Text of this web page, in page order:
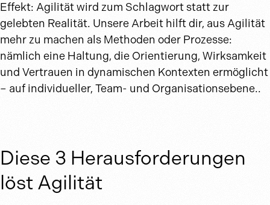
Effekt: Agilität wird zum Schlagwort statt zur
gelebten Realität. Unsere Arbeit hilft dir, aus Agilität
mehr zu machen als Methoden oder Prozesse:
nämlich eine Haltung, die Orientierung, Wirksamkeit
und Vertrauen in dynamischen Kontexten ermöglicht
– auf individueller, Team- und Organisationsebene..
Diese 3 Herausforderungen
löst Agilität